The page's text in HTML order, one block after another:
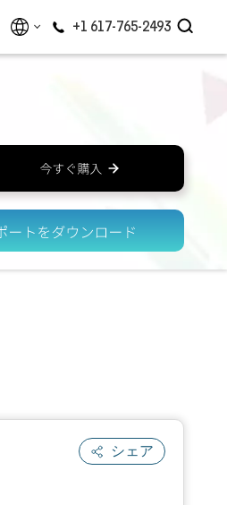
+1 617-765-2493
シェア